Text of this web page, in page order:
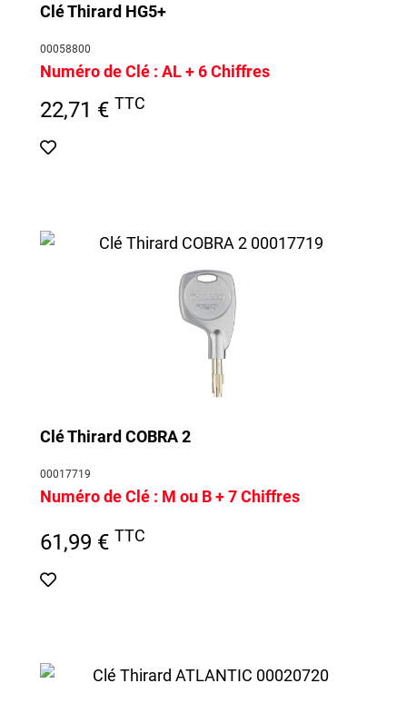
Clé Thirard HG5+
00058800
Numéro de Clé : AL+ 6 Chiffres
22,71 € TTC
Clé Thirard COBRA 2
00017719
Numéro de Clé : M ou B + 7 Chiffres
61,99 € TTC